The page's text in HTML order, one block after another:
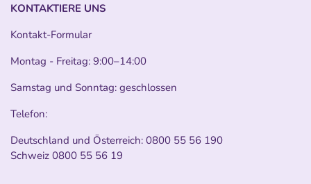
KONTAKTIERE UNS
Kontakt-Formular
Montag - Freitag: 9:00–14:00
Samstag und Sonntag: geschlossen
Telefon:
Deutschland und Österreich: 0800 55 56 190
Schweiz 0800 55 56 19